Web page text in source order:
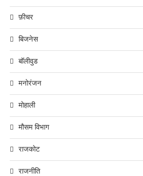
फ़ीचर
बिजनेस
बॉलीवुड
मनोरंजन
मोहाली
मौसम विभाग
राजकोट
राजनीति